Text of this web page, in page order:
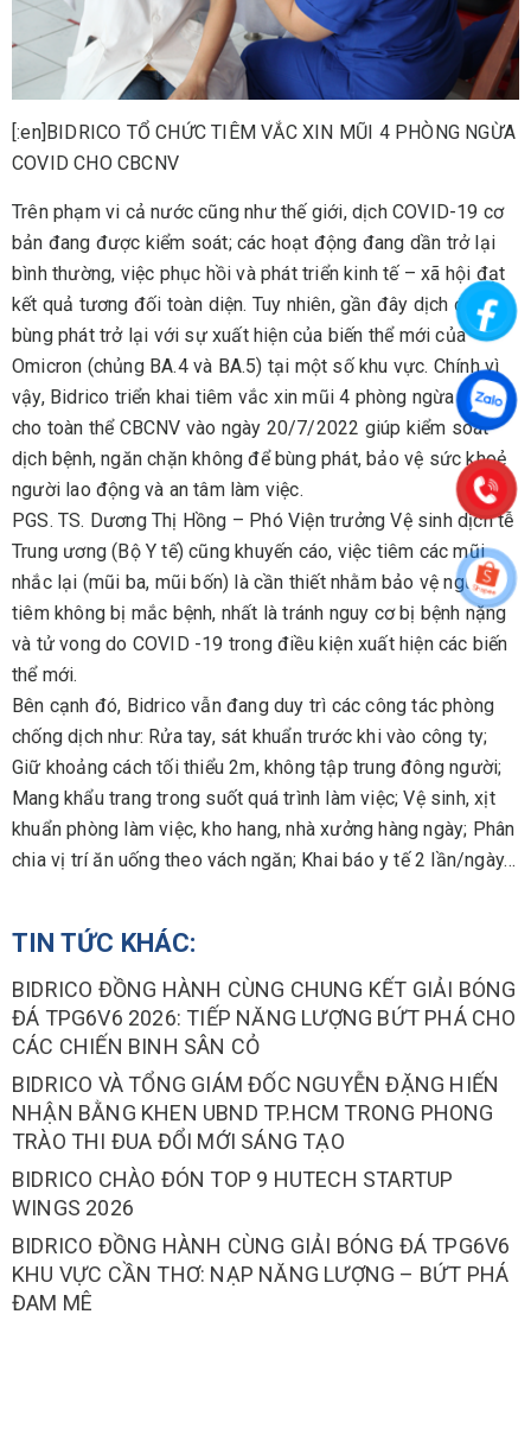
[:en]BIDRICO TỔ CHỨC TIÊM VẮC XIN MŨI 4 PHÒNG NGỪA
COVID CHO CBCNV
Trên phạm vi cả nước cũng như thế giới, dịch COVID-19 cơ
bản đang được kiểm soát; các hoạt động đang dần trở lại
bình thường, việc phục hồi và phát triển kinh tế – xã hội đạt
kết quả tương đối toàn diện. Tuy nhiên, gần đây dịch đã
bùng phát trở lại với sự xuất hiện của biến thể mới của
Omicron (chủng BA.4 và BA.5) tại một số khu vực. Chính vì
vậy, Bidrico triển khai tiêm vắc xin mũi 4 phòng ngừa Covid
cho toàn thể CBCNV vào ngày 20/7/2022 giúp kiểm soát
dịch bệnh, ngăn chặn không để bùng phát, bảo vệ sức khoẻ
người lao động và an tâm làm việc.
PGS. TS. Dương Thị Hồng – Phó Viện trưởng Vệ sinh dịch tễ
Trung ương (Bộ Y tế) cũng khuyến cáo, việc tiêm các mũi
nhắc lại (mũi ba, mũi bốn) là cần thiết nhằm bảo vệ người
tiêm không bị mắc bệnh, nhất là tránh nguy cơ bị bệnh nặng
và tử vong do COVID -19 trong điều kiện xuất hiện các biến
thể mới.
Bên cạnh đó, Bidrico vẫn đang duy trì các công tác phòng
chống dịch như: Rửa tay, sát khuẩn trước khi vào công ty;
Giữ khoảng cách tối thiểu 2m, không tập trung đông người;
Mang khẩu trang trong suốt quá trình làm việc; Vệ sinh, xịt
khuẩn phòng làm việc, kho hang, nhà xưởng hàng ngày; Phân
chia vị trí ăn uống theo vách ngăn; Khai báo y tế 2 lần/ngày…
TIN TỨC KHÁC:
BIDRICO ĐỒNG HÀNH CÙNG CHUNG KẾT GIẢI BÓNG
ĐÁ TPG6V6 2026: TIẾP NĂNG LƯỢNG BỨT PHÁ CHO
CÁC CHIẾN BINH SÂN CỎ
BIDRICO VÀ TỔNG GIÁM ĐỐC NGUYỄN ĐẶNG HIẾN
NHẬN BẰNG KHEN UBND TP.HCM TRONG PHONG
TRÀO THI ĐUA ĐỔI MỚI SÁNG TẠO
BIDRICO CHÀO ĐÓN TOP 9 HUTECH STARTUP
WINGS 2026
BIDRICO ĐỒNG HÀNH CÙNG GIẢI BÓNG ĐÁ TPG6V6
KHU VỰC CẦN THƠ: NẠP NĂNG LƯỢNG – BỨT PHÁ
ĐAM MÊ